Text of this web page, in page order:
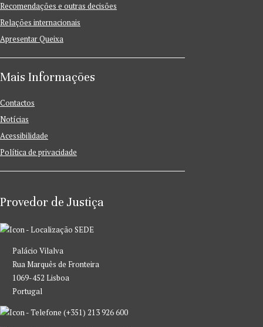
Recomendações e outras decisões
Relações internacionais
Apresentar Queixa
Mais Informações
Contactos
Notícias
Acessibilidade
Política de privacidade
Provedor de Justiça
SEDE
Palácio Vilalva
Rua Marquês de Fronteira
1069-452 Lisboa
Portugal
(+351) 213 926 600